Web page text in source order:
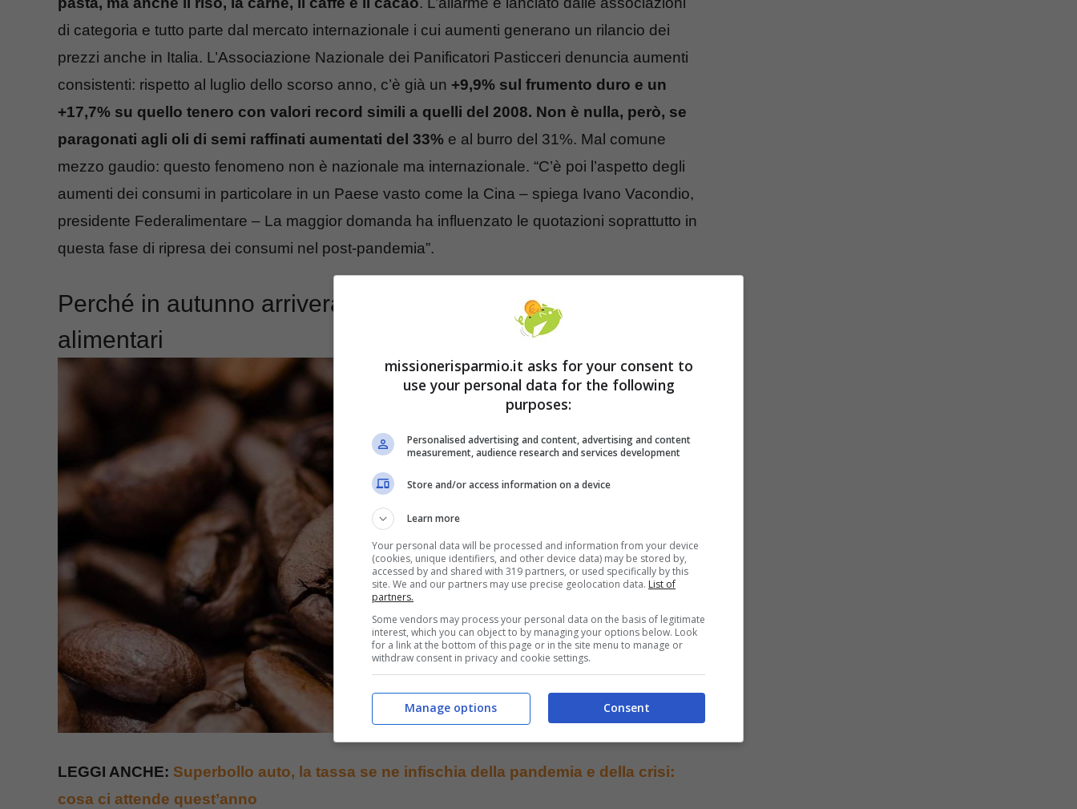
di categoria e tutto parte dal mercato internazionale i cui aumenti generano un rilancio dei
prezzi anche in Italia. L’Associazione Nazionale dei Panificatori Pasticceri denuncia aumenti
consistenti: rispetto al luglio dello scorso anno, c’è già un +9,9% sul frumento duro e un
+17,7% su quello tenero con valori record simili a quelli del 2008. Non è nulla, però, se
paragonati agli oli di semi raffinati aumentati del 33% e al burro del 31%. Mal comune
mezzo gaudio: questo fenomeno non è nazionale ma internazionale. “C’è poi l’aspetto degli
aumenti dei consumi in particolare in un Paese vasto come la Cina – spiega Ivano Vacondio,
presidente Federalimentare – La maggior domanda ha influenzato le quotazioni soprattutto in
questa fase di ripresa dei consumi nel post-pandemia”.
Perché in autunno arriverà una stangata sui generi
alimentari
LEGGI ANCHE: Superbollo auto, la tassa se ne infischia della pandemia e della crisi:
cosa ci attende quest’anno
missionerisparmio.it asks for your consent to
use your personal data for the following
purposes:
Personalised advertising and content, advertising and content
measurement, audience research and services development
Store and/or access information on a device
Learn more
Your personal data will be processed and information from your device
(cookies, unique identifiers, and other device data) may be stored by,
accessed by and shared with 319 partners, or used specifically by this
site. We and our partners may use precise geolocation data. List of
partners.
Some vendors may process your personal data on the basis of legitimate
interest, which you can object to by managing your options below. Look
for a link at the bottom of this page or in the site menu to manage or
withdraw consent in privacy and cookie settings.
Consent
Manage options